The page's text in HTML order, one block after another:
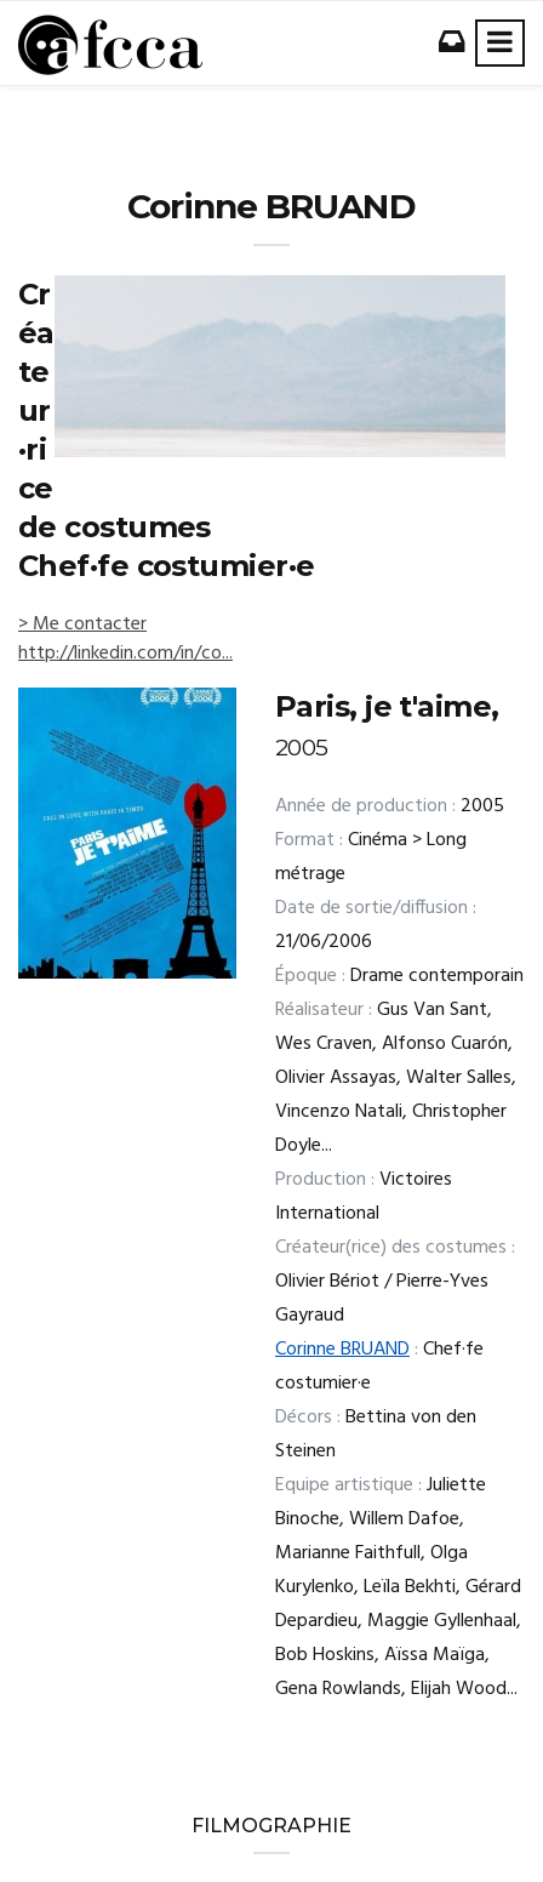
Corinne BRUAND
Cr
éa
te
ur
·ri
ce
de costumes
Chef·fe costumier·e
> Me contacter
http://linkedin.com/in/co...
Paris, je t'aime,
2005
Année de production : 2005
Format :Cinéma > Long
métrage
Date de sortie/diffusion :
21/06/2006
Époque :Drame contemporain
Réalisateur :Gus Van Sant,
Wes Craven, Alfonso Cuarón,
Olivier Assayas, Walter Salles,
Vincenzo Natali, Christopher
Doyle...
Production :Victoires
International
Créateur(rice) des costumes :
Olivier Bériot / Pierre-Yves
Gayraud
Corinne BRUAND:Chef·fe
costumier·e
Décors :Bettina von den
Steinen
Equipe artistique :Juliette
Binoche, Willem Dafoe,
Marianne Faithfull, Olga
Kurylenko, Leïla Bekhti, Gérard
Depardieu, Maggie Gyllenhaal,
Bob Hoskins, Aïssa Maïga,
Gena Rowlands, Elijah Wood...
FILMOGRAPHIE